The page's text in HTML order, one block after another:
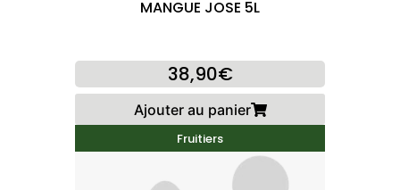
MANGUE JOSE 5L
38,90€
Ajouter au panier
Fruitiers